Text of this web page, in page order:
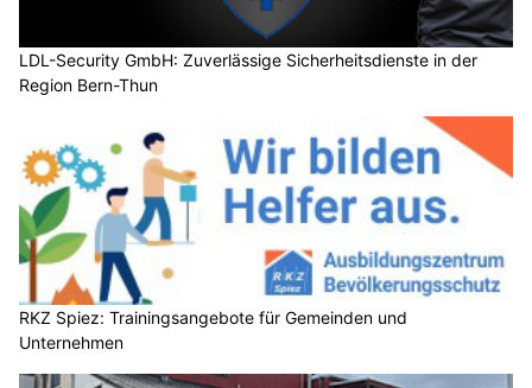
LDL-Security GmbH: Zuverlässige Sicherheitsdienste in der
Region Bern-Thun
RKZ Spiez: Trainingsangebote für Gemeinden und
Unternehmen